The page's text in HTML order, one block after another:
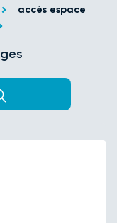
accès espace